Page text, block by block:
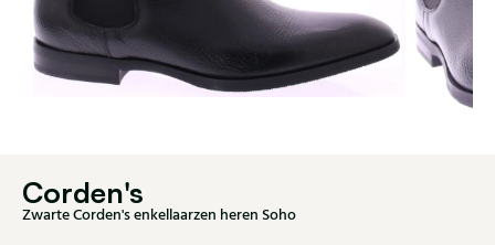
Corden's
Zwarte Corden's enkellaarzen heren Soho